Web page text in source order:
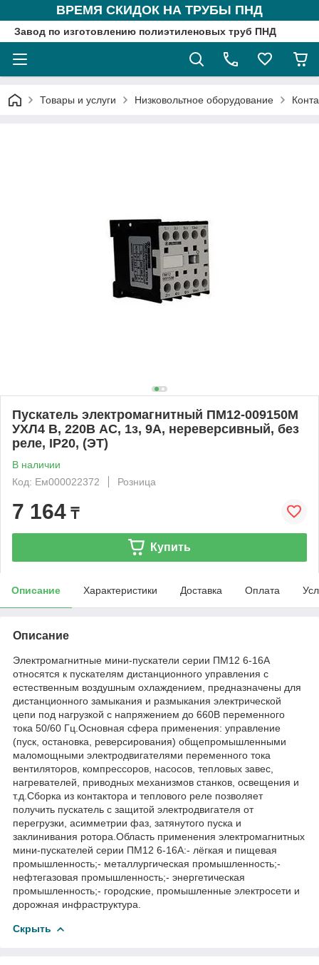
ВРЕМЯ СКИДОК НА ТРУБЫ ПНД
Завод по изготовлению полиэтиленовых труб ПНД
Товары и услуги Низковольтное оборудование
Пускатель электромагнитный ПМ12-009150М
УХЛ4 В, 220В АС, 1з, 9А, нереверсивный, без
реле, IP20, (ЭТ)
В наличии
Код: Ем000022372
Розница
7 164 ₸
Купить
Описание Характеристики Доставка Оплата
Описание
Электромагнитные мини-пускатели серии ПМ12 6-16А
относятся к пускателям дистанционного управления с
естественным воздушным охлаждением, предназначены для
дистанционного замыкания и размыкания электрической
цепи под нагрузкой c напряжением до 660В переменного
тока 50/60 Гц.Основная сфера применения: управление
(пуск, остановка, реверсирования) общепромышленными
маломощными электродвигателями переменного тока
вентиляторов, компрессоров, насосов, тепловых завес,
нагревателей, приводных механизмов станков, освещения и
т.д.Сборка из контактора и теплового реле позволяет
получить пускатель с защитой электродвигателя от
перегрузки, асимметрии фаз, затянутого пуска и
заклинивания ротора.Область применения электромагнитных
мини-пускателей серии ПМ12 6-16А:- лёгкая и пищевая
промышленность;- металлургическая промышленность;-
нефтегазовая промышленность;- энергетическая
промышленность;- городские, промышленные электросети и
дорожная инфраструктура.
Скрыть